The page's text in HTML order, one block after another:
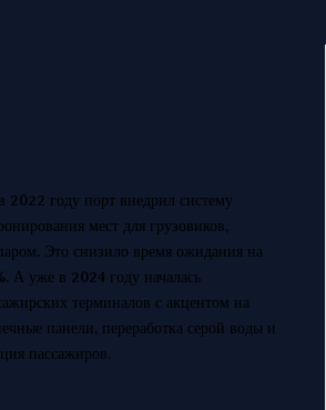
2022 году порт внедрил систему
мест для грузовиков,
Это снизило время ожидания на
А уже в 2024 году началась
терминалов с акцентом на
панели, переработка серой воды и
пассажиров.